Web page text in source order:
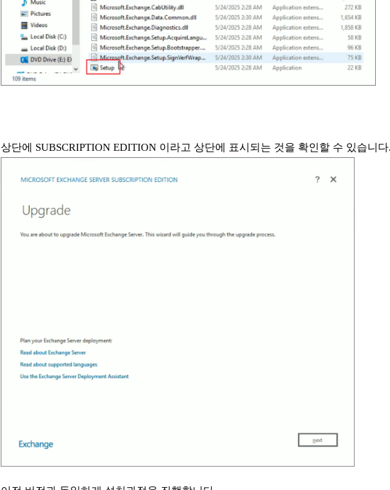
상단에 SUBSCRIPTION EDITION 이라고 상단에 표시되는 것을 확인할 수 있습니